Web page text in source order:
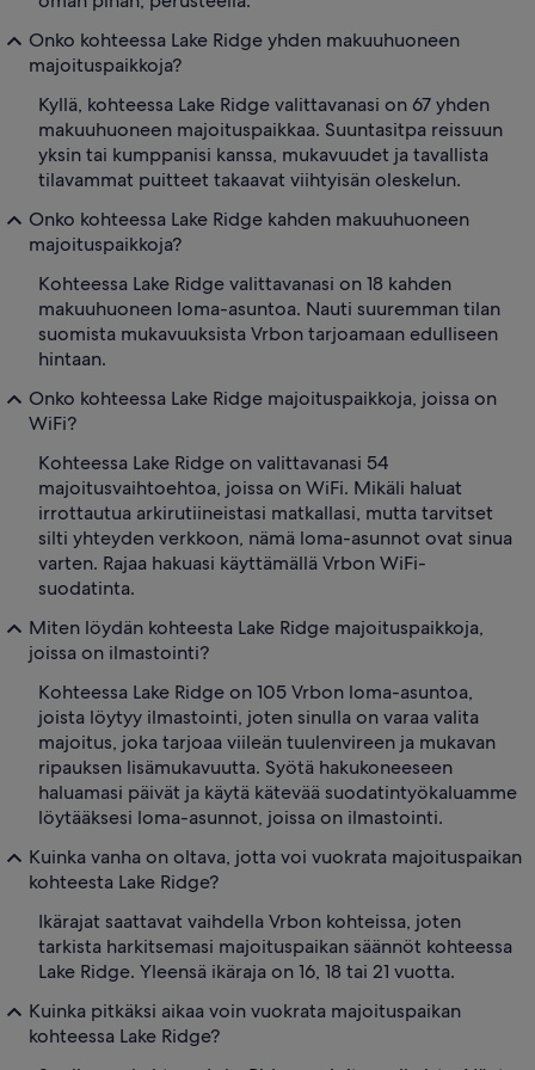
Onko kohteessa Lake Ridge yhden makuuhuoneen
majoituspaikkoja?
Kyllä, kohteessa Lake Ridge valittavanasi on 67 yhden
makuuhuoneen majoituspaikkaa. Suuntasitpa reissuun
yksin tai kumppanisi kanssa, mukavuudet ja tavallista
tilavammat puitteet takaavat viihtyisän oleskelun.
Onko kohteessa Lake Ridge kahden makuuhuoneen
majoituspaikkoja?
Kohteessa Lake Ridge valittavanasi on 18 kahden
makuuhuoneen loma-asuntoa. Nauti suuremman tilan
suomista mukavuuksista Vrbon tarjoamaan edulliseen
hintaan.
Onko kohteessa Lake Ridge majoituspaikkoja, joissa on
WiFi?
Kohteessa Lake Ridge on valittavanasi 54
majoitusvaihtoehtoa, joissa on WiFi. Mikäli haluat
irrottautua arkirutiineistasi matkallasi, mutta tarvitset
silti yhteyden verkkoon, nämä loma-asunnot ovat sinua
varten. Rajaa hakuasi käyttämällä Vrbon WiFi-
suodatinta.
Miten löydän kohteesta Lake Ridge majoituspaikkoja,
joissa on ilmastointi?
Kohteessa Lake Ridge on 105 Vrbon loma-asuntoa,
joista löytyy ilmastointi, joten sinulla on varaa valita
majoitus, joka tarjoaa viileän tuulenvireen ja mukavan
ripauksen lisämukavuutta. Syötä hakukoneeseen
haluamasi päivät ja käytä kätevää suodatintyökaluamme
löytääksesi loma-asunnot, joissa on ilmastointi.
Kuinka vanha on oltava, jotta voi vuokrata majoituspaikan
kohteesta Lake Ridge?
Ikärajat saattavat vaihdella Vrbon kohteissa, joten
tarkista harkitsemasi majoituspaikan säännöt kohteessa
Lake Ridge. Yleensä ikäraja on 16, 18 tai 21 vuotta.
Kuinka pitkäksi aikaa voin vuokrata majoituspaikan
kohteessa Lake Ridge?